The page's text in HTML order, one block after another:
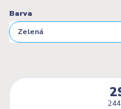
Barva